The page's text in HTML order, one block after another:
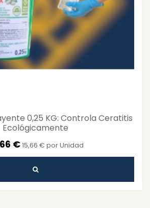
0,25 KG: Controla Ceratitis
Ecológicamente
€15,66 € por Unidad